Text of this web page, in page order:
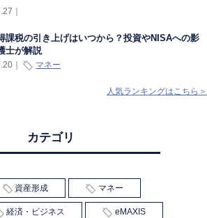
カテゴリ
資産形成 マネー
経済・ビジネス eMAXIS
課税の引き上げはいつから？投資やNISAへの影
士が解説
｜ マネー
人気ランキングはこちら＞